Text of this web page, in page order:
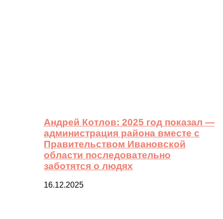
Андрей Котлов: 2025 год показал —
администрация района вместе с
Правительством Ивановской
области последовательно
заботятся о людях
16.12.2025